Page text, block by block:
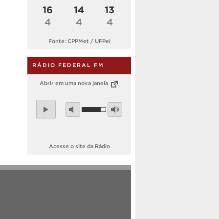
16
4
14
4
13
4
Fonte: CPPMet / UFPel
RÁDIO FEDERAL FM
Abrir em uma nova janela
Acesse o site da Rádio